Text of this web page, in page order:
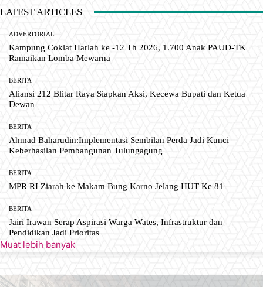
LATEST ARTICLES
ADVERTORIAL
Kampung Coklat Harlah ke -12 Th 2026, 1.700 Anak PAUD-TK
Ramaikan Lomba Mewarna
BERITA
Aliansi 212 Blitar Raya Siapkan Aksi, Kecewa Bupati dan Ketua
Dewan
BERITA
Ahmad Baharudin:Implementasi Sembilan Perda Jadi Kunci
Keberhasilan Pembangunan Tulungagung
BERITA
MPR RI Ziarah ke Makam Bung Karno Jelang HUT Ke 81
BERITA
Jairi Irawan Serap Aspirasi Warga Wates, Infrastruktur dan
Pendidikan Jadi Prioritas
Muat lebih banyak